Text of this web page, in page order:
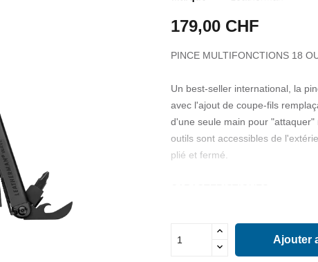
179,00 CHF
PINCE MULTIFONCTIONS 18
Un best-seller international, la
avec l'ajout de coupe-fils
d'une seule main pour
outils sont accessibles de
plié et fermé.
Outils accessibles par l'extérieur
Lames accessibles de l'extérieur
Utilisable d'une seule main
Ajouter